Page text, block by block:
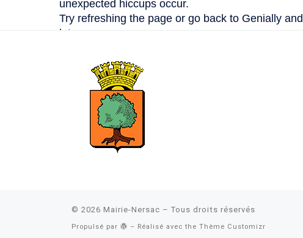
© 2026 Mairie-Nersac – Tous droits réservés
Propulsé par – Réalisé avec the Thème Customizr